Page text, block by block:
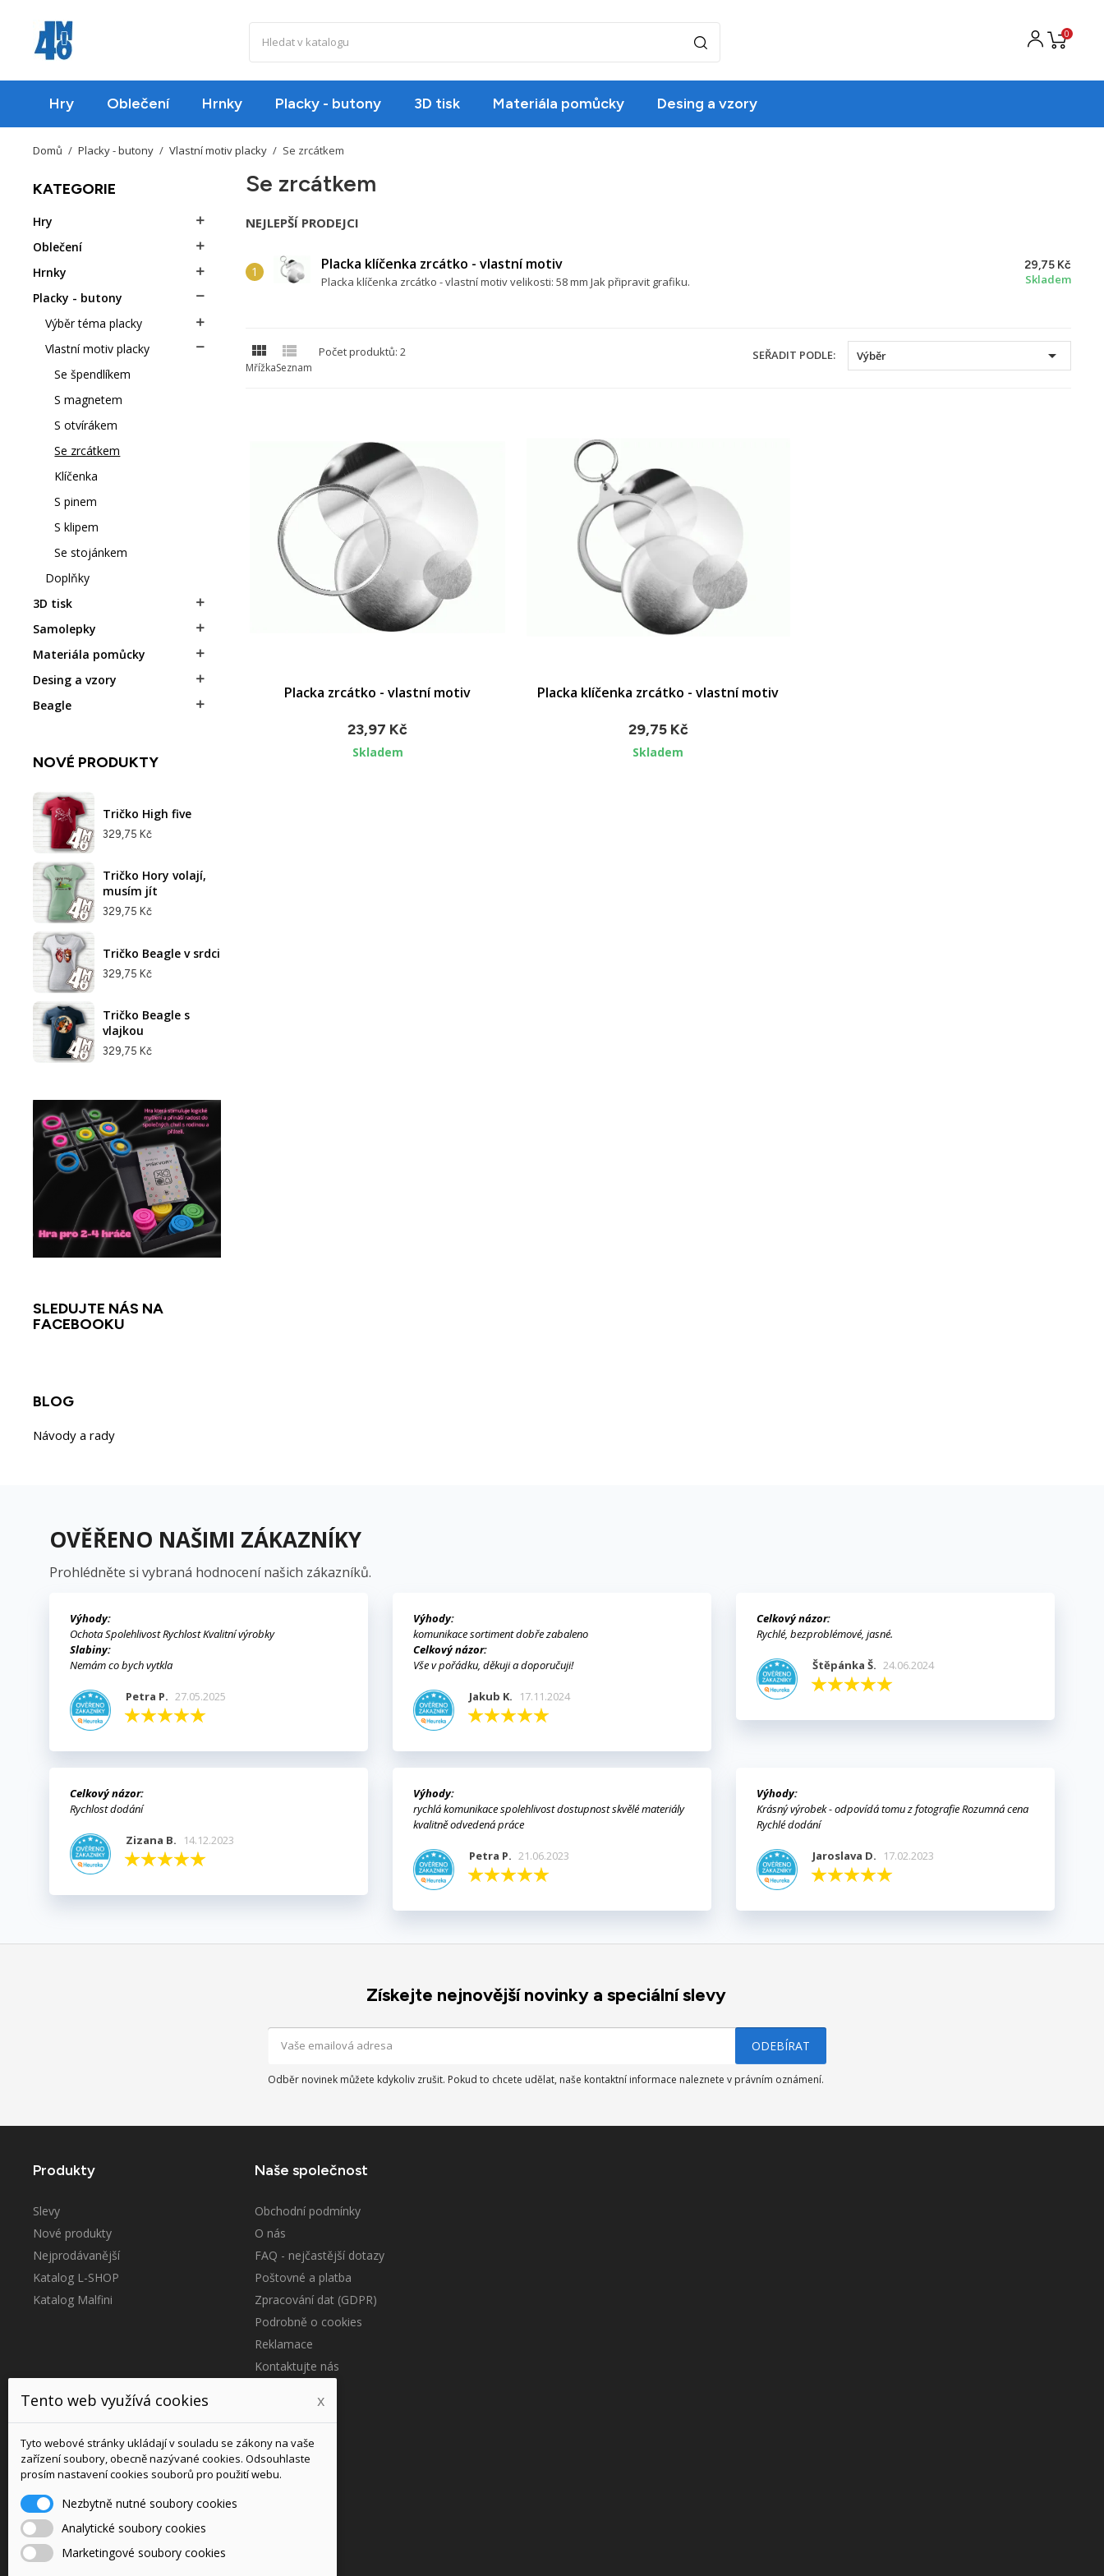
0
Hry Oblečení Hrnky Placky - butony 3D tisk Materiála pomůcky Desing a vzory
Domů Placky - butony Vlastní motiv placky Se zrcátkem
KATEGORIE
Hry 
Oblečení 
Hrnky 
Placky - butony 
Výběr téma placky 
Vlastní motiv placky 
Se špendlíkem
S magnetem
S otvírákem
Se zrcátkem
Klíčenka
S pinem
S klipem
Se stojánkem
Doplňky
3D tisk

Samolepky 
Materiála pomůcky 
Desing a vzory 
Beagle 
NOVÉ PRODUKTY
Tričko High five
329,75 Kč
Tričko Hory volají,
musím jít
329,75 Kč
Tričko Beagle v srdci
329,75 Kč
Tričko Beagle s
vlajkou
329,75 Kč
SLEDUJTE NÁS NA
FACEBOOKU
BLOG
Návody a rady
Se zrcátkem
NEJLEPŠÍ PRODEJCI
Placka klíčenka zrcátko - vlastní motiv
Placka klíčenka zrcátko - vlastní motiv velikosti: 58 mm Jak připravit grafiku.
29,75 Kč
Skladem

Mřížka

Seznam
Počet produktů: 2 SEŘADIT PODLE: Výběr 
PŘIDAT DO KOŠÍKU
Placka zrcátko - vlastní motiv
23,97 Kč
Skladem
PŘIDAT DO KOŠÍKU
Placka klíčenka zrcátko - vlastní motiv
29,75 Kč
Skladem
OVĚŘENO NAŠIMI ZÁKAZNÍKY
Prohlédněte si vybraná hodnocení našich zákazníků.
Výhody:
Ochota Spolehlivost Rychlost Kvalitní výrobky
Slabiny:
Nemám co bych vytkla
Petra P. 27.05.2025
Výhody:
komunikace sortiment dobře zabaleno
Celkový názor:
Vše v pořádku, děkuji a doporučuji!
Jakub K. 17.11.2024
Celkový názor:
Rychlé, bezproblémové, jasné.
Štěpánka Š. 24.06.2024
Celkový názor:
Rychlost dodání
Zizana B. 14.12.2023
Výhody:
rychlá komunikace spolehlivost dostupnost skvělé materiály
kvalitně odvedená práce
Petra P. 21.06.2023
Výhody:
Krásný výrobek - odpovídá tomu z fotografie Rozumná cena
Rychlé dodání
Jaroslava D. 17.02.2023
Získejte nejnovější novinky a speciální slevy
Odběr novinek můžete kdykoliv zrušit. Pokud to chcete udělat, naše kontaktní informace naleznete v právním oznámení.
Produkty
Slevy
Nové produkty
Nejprodávanější
Katalog L-SHOP
Katalog Malfini
Naše společnost
Obchodní podmínky
O nás
FAQ - nejčastější dotazy
Poštovné a platba
Zpracování dat (GDPR)
Podrobně o cookies
Reklamace
Kontaktujte nás
Účet
Přihlášení
Můj účet
Reklamace / Vrácení zboží
Tento web využívá cookies x
Tyto webové stránky ukládají v souladu se zákony na vaše
zařízení soubory, obecně nazývané cookies. Odsouhlaste
prosím nastavení cookies souborů pro použití webu.
Nezbytně nutné soubory cookies
Analytické soubory cookies
Marketingové soubory cookies